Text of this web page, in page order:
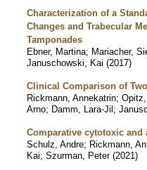
Characterization of a
Changes and Trabecular
Tamponades
Ebner, Martina; Mariacher,
Januschowski, Kai (2017)
Clinical Comparison of
Rickmann, Annekatrin;
Arno; Damm, Lara-Jil;
Comparative cytotoxic
Schulz, Andre; Rickmann,
Kai; Szurman, Peter (2021)